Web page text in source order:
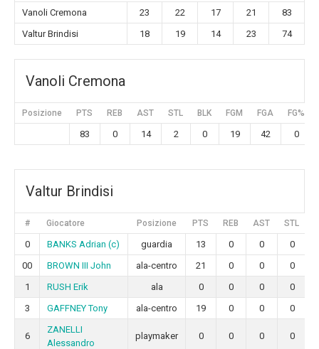
Vanoli Cremona 23 22 17 21
83
Valtur Brindisi
18 19 14 23 74
Vanoli Cremona
Posizione PTS REB AST STL BLK FGM FGA FG%
83 0 14 2 0 19 42 0
Valtur Brindisi
# Giocatore Posizione PTS REB AST STL
0 BANKS Adrian (c) guardia 13 0 0 0
00
BROWN III John ala-centro 21 0 0 0
1
RUSH Erik ala 0 0 0 0
3
GAFFNEY Tony ala-centro 19 0 0 0
6
ZANELLI
Alessandro
playmaker 0 0 0 0